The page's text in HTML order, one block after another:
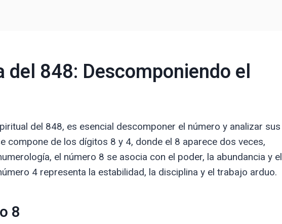
del 848: Descomponiendo el
del 848, es esencial descomponer el número y analizar sus
compone de los dígitos 8 y 4, donde el 8 aparece dos veces,
el número 8 se asocia con el poder, la abundancia y el
4 representa la estabilidad, la disciplina y el trabajo arduo.
8